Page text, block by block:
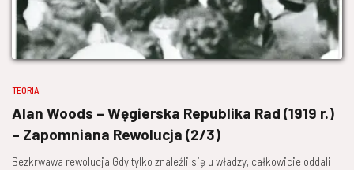
TEORIA
Alan Woods – Węgierska Republika Rad (1919 r.)
– Zapomniana ­Rewolucja (2/3)
Bezkrwawa rewolucja Gdy tylko znaleźli się u władzy, całkowicie oddali